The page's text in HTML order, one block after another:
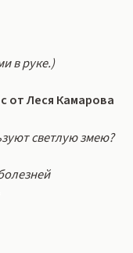
в руке.)
от Леся Камарова
светлую змею?